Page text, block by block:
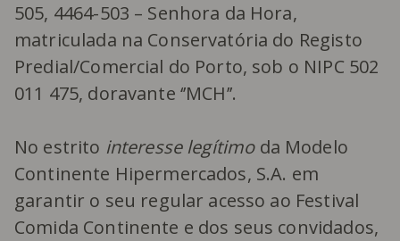
505, 4464-503 – Senhora da Hora,
matriculada na Conservatória do Registo
Predial/Comercial do Porto, sob o NIPC 502
011 475, doravante ‘’MCH’’.
No estrito interesse legítimoda Modelo
Continente Hipermercados, S.A. em
garantir o seu regular acesso ao Festival
Comida Continente e dos seus convidados,